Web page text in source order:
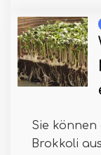
Sie
Brokkoli